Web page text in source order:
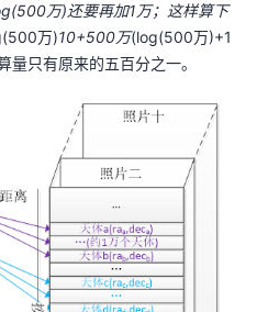
万)还要再加1万；这样算下
万)10+500万(log(500万)+1
只有原来的五百分之一。